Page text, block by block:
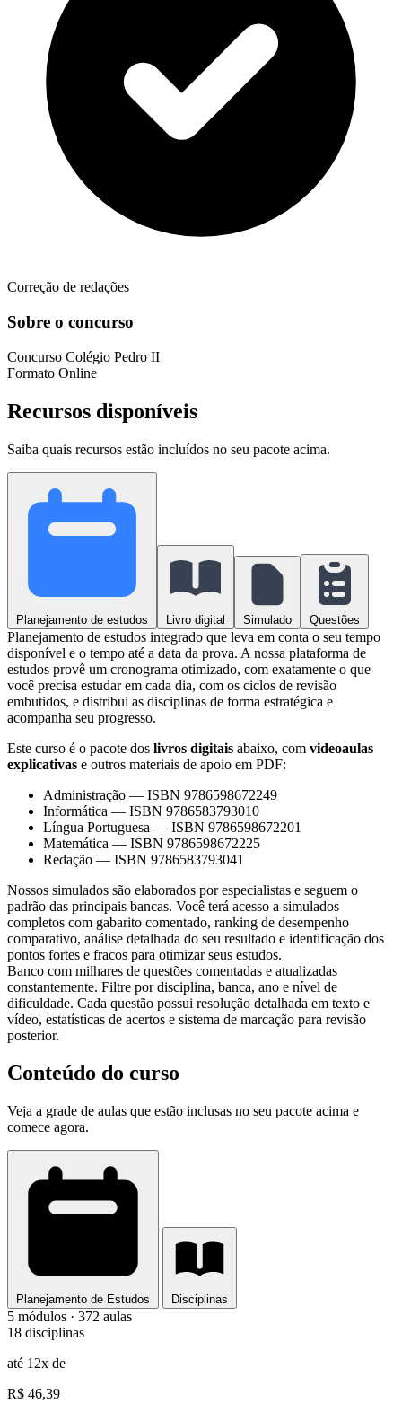
Correção de redações
Sobre o concurso
Concurso Colégio Pedro II
Formato Online
Recursos disponíveis
Saiba quais recursos estão incluídos no seu pacote acima.
Planejamento de estudos Livro digital Simulado Questões
Planejamento de estudos integrado que leva em conta o seu tempo
disponível e o tempo até a data da prova. A nossa plataforma de
estudos provê um cronograma otimizado, com exatamente o que
você precisa estudar em cada dia, com os ciclos de revisão
embutidos, e distribui as disciplinas de forma estratégica e
acompanha seu progresso.
Este curso é o pacote dos livros digitais abaixo, com videoaulas
explicativas e outros materiais de apoio em PDF:
Administração — ISBN 9786598672249
Informática — ISBN 9786583793010
Língua Portuguesa — ISBN 9786598672201
Matemática — ISBN 9786598672225
Redação — ISBN 9786583793041
Nossos simulados são elaborados por especialistas e seguem o
padrão das principais bancas. Você terá acesso a simulados
completos com gabarito comentado, ranking de desempenho
comparativo, análise detalhada do seu resultado e identificação dos
pontos fortes e fracos para otimizar seus estudos.
Banco com milhares de questões comentadas e atualizadas
constantemente. Filtre por disciplina, banca, ano e nível de
dificuldade. Cada questão possui resolução detalhada em texto e
vídeo, estatísticas de acertos e sistema de marcação para revisão
posterior.
Conteúdo do curso
Veja a grade de aulas que estão inclusas no seu pacote acima e
comece agora.
Planejamento de Estudos Disciplinas
5 módulos · 372 aulas
18 disciplinas
até 12x de
R$ 46,39